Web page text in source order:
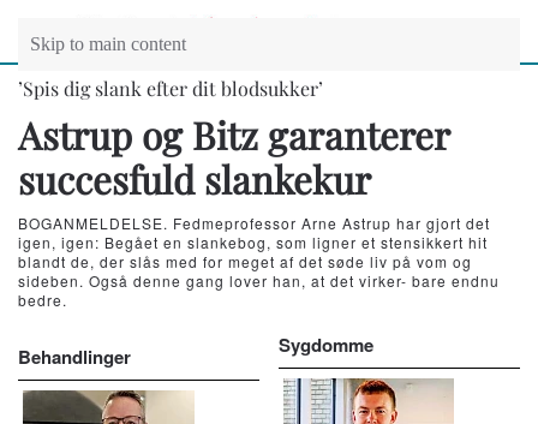
Skip to main content
’Spis dig slank efter dit blodsukker’
Astrup og Bitz garanterer
succesfuld slankekur
BOGANMELDELSE. Fedmeprofessor Arne Astrup har gjort det
igen, igen: Begået en slankebog, som ligner et stensikkert hit
blandt de, der slås med for meget af det søde liv på vom og
sideben. Også denne gang lover han, at det virker- bare endnu
bedre.
Behandlinger Sygdomme